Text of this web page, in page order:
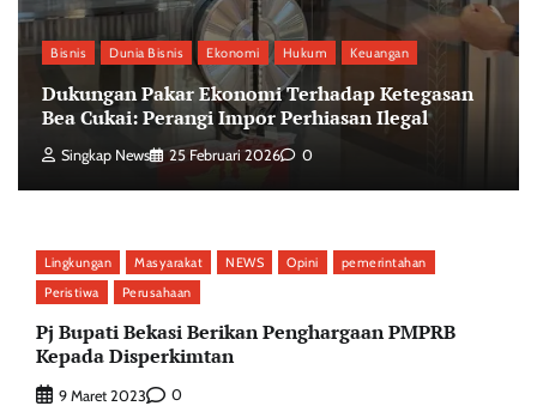
Bisnis Dunia Bisnis Ekonomi Hukum Keuangan
Dukungan Pakar Ekonomi Terhadap Ketegasan
Bea Cukai: Perangi Impor Perhiasan Ilegal
Singkap News 25 Februari 2026 0
Lingkungan Masyarakat NEWS Opini
pemerintahan
Peristiwa
Perusahaan
Pj Bupati Bekasi Berikan Penghargaan PMPRB
Kepada Disperkimtan
9 Maret 2023 0